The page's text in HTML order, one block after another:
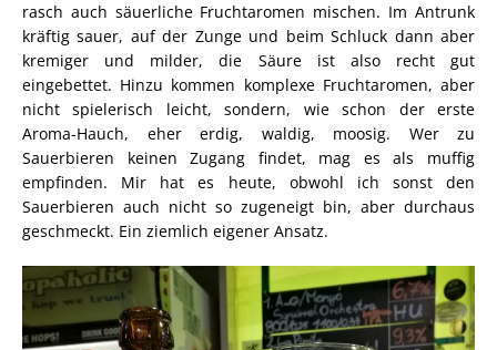
rasch auch säuerliche Fruchtaromen mischen. Im Antrunk
kräftig sauer, auf der Zunge und beim Schluck dann aber
kremiger und milder, die Säure ist also recht gut
eingebettet. Hinzu kommen komplexe Fruchtaromen, aber
nicht spielerisch leicht, sondern, wie schon der erste
Aroma-Hauch, eher erdig, waldig, moosig. Wer zu
Sauerbieren keinen Zugang findet, mag es als muffig
empfinden. Mir hat es heute, obwohl ich sonst den
Sauerbieren auch nicht so zugeneigt bin, aber durchaus
geschmeckt. Ein ziemlich eigener Ansatz.